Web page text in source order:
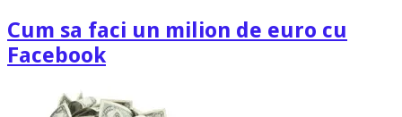
Cum sa faci un milion de euro cu
Facebook